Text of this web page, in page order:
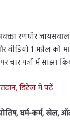
रणधीर
1 अप्रैल को
चार पन्नों में साझा
डिटेल में पढ़ें
धर्म-कर्म,